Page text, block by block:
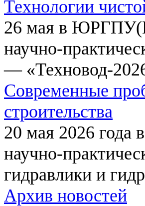
Технологии
26 мая в
научно-
— «Техновод-
Современные
строительства
20 мая 2026
научно-
гидравлики и
Архив новостей